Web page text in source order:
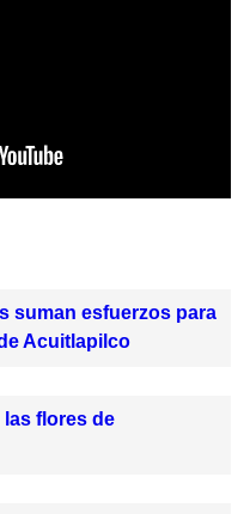
suman esfuerzos para
Acuitlapilco
las flores de